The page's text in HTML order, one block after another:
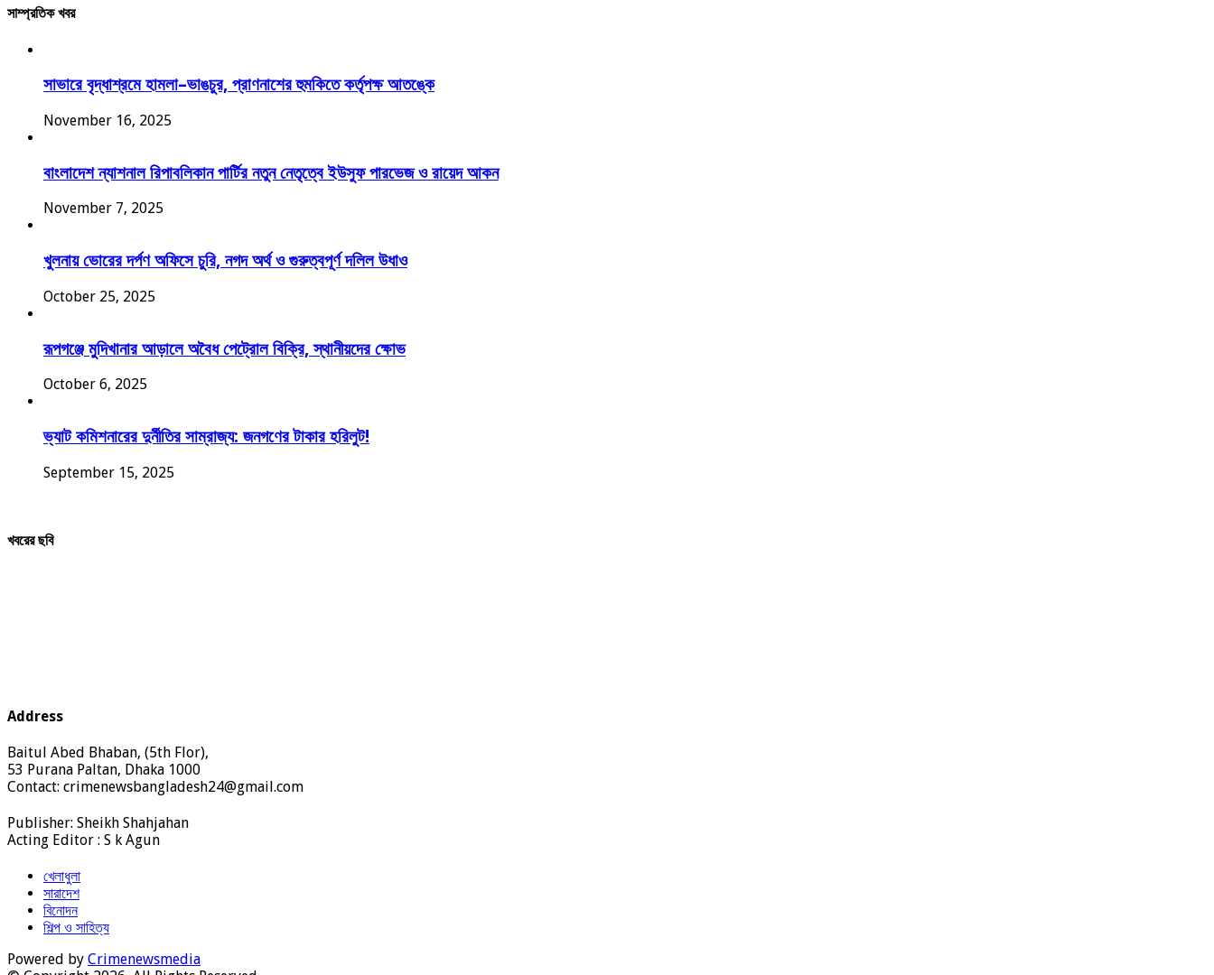
সাম্প্রতিক খবর
সাভারে বৃদ্ধাশ্রমে হামলা–ভাঙচুর, প্রাণনাশের হুমকিতে কর্তৃপক্ষ আতঙ্কে
November 16, 2025
বাংলাদেশ ন্যাশনাল রিপাবলিকান পার্টির নতুন নেতৃত্বে ইউসুফ পারভেজ ও রায়েদ আকন
November 7, 2025
খুলনায় ভোরের দর্পণ অফিসে চুরি, নগদ অর্থ ও গুরুত্বপূর্ণ দলিল উধাও
October 25, 2025
রূপগঞ্জে মুদিখানার আড়ালে অবৈধ পেট্রোল বিক্রি, স্থানীয়দের ক্ষোভ
October 6, 2025
ভ্যাট কমিশনারের দুর্নীতির সাম্রাজ্য: জনগণের টাকার হরিলুট!
September 15, 2025
খবরের ছবি
Address
Baitul Abed Bhaban, (5th Flor),
53 Purana Paltan, Dhaka 1000
Contact: crimenewsbangladesh24@gmail.com
Publisher: Sheikh Shahjahan
Acting Editor : S k Agun
খেলাধুলা
সারাদেশ
বিনোদন
শিল্প ও সাহিত্য
Powered by Crimenewsmedia